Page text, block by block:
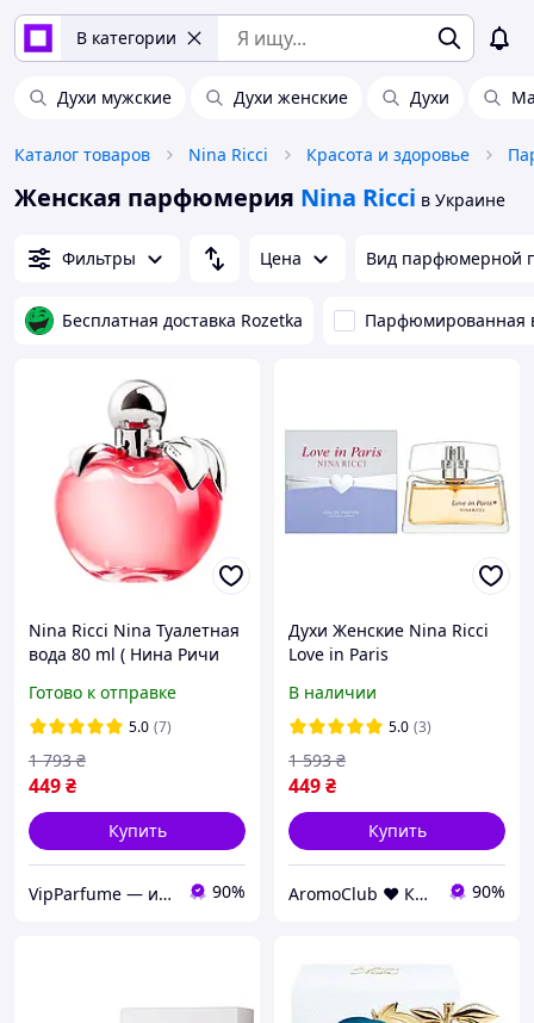
В категории
Духи мужские Духи женские Духи
Каталог товаров Nina Ricci Красота и здоровье
Женская парфюмерия Nina Ricci в Украине
Фильтры Цена Вид парфюмерной
Бесплатная доставка Rozetka Парфюмированная
Nina Ricci Nina Туалетная
вода 80 ml ( Нина Ричи
Готово к отправке
5.0 (7)
449₴
1 793 ₴
Купить
VipParfume — интернет-магазин парфюмерии и косметики 90%
Духи Женские Nina Ricci
Love in Paris
80 ml ( Нина Ричи Лав Ин
Париж )
В наличии
5.0 (3)
449₴
1 593 ₴
Купить
AromoClub ❤ Качественная парфюмерия в Украине 90%